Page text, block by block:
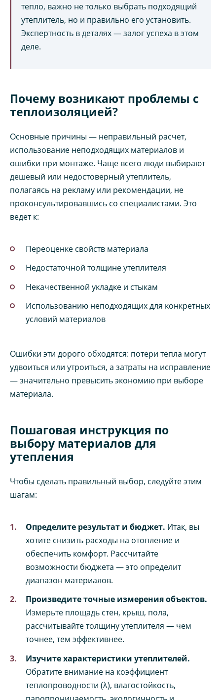
тепло, важно не только выбрать подходящий
утеплитель, но и правильно его установить.
Экспертность в деталях — залог успеха в этом
деле.
Почему возникают проблемы с
теплоизоляцией?
Основные причины — неправильный расчет,
использование неподходящих материалов и
ошибки при монтаже. Чаще всего люди выбирают
дешевый или недостоверный утеплитель,
полагаясь на рекламу или рекомендации, не
проконсультировавшись со специалистами. Это
ведет к:
Переоценке свойств материала
Недостаточной толщине утеплителя
Некачественной укладке и стыкам
Использованию неподходящих для конкретных
условий материалов
Ошибки эти дорого обходятся: потери тепла могут
удвоиться или утроиться, а затраты на исправление
— значительно превысить экономию при выборе
материала.
Пошаговая инструкция по
выбору материалов для
утепления
Чтобы сделать правильный выбор, следуйте этим
шагам:
Определите результат и бюджет. Итак, вы
хотите снизить расходы на отопление и
обеспечить комфорт. Рассчитайте
возможности бюджета — это определит
диапазон материалов.
Произведите точные измерения объектов.
Измерьте площадь стен, крыш, пола,
рассчитывайте толщину утеплителя — чем
точнее, тем эффективнее.
Изучите характеристики утеплителей.
Обратите внимание на коэффициент
теплопроводности (λ), влагостойкость,